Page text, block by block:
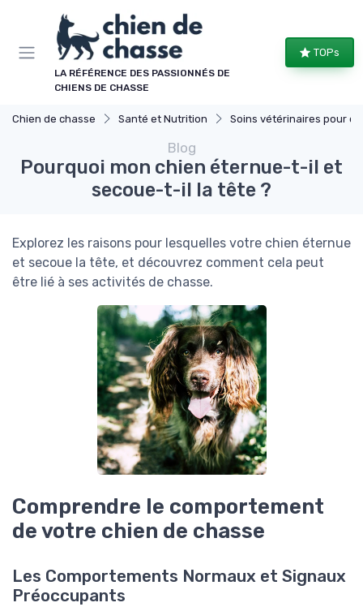
LA RÉFÉRENCE DES PASSIONNÉS DE
CHIENS DE CHASSE
TOPs
Chien de chasse Santé et Nutrition Soins vétérinaires pour chiens de chasse
Blog
Pourquoi mon chien éternue-t-il et
secoue-t-il la tête ?
Explorez les raisons pour lesquelles votre chien éternue
et secoue la tête, et découvrez comment cela peut
être lié à ses activités de chasse.
Comprendre le comportement
de votre chien de chasse
Les Comportements Normaux et Signaux
Préoccupants
Panneau de gestion des cookies